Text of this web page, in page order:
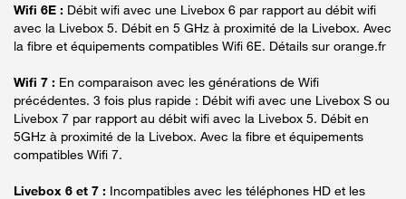
Wifi 6E : Débit wifi avec une Livebox 6 par rapport au débit wifi
avec la Livebox 5. Débit en 5 GHz à proximité de la Livebox. Avec
la fibre et équipements compatibles Wifi 6E. Détails sur orange.fr
Wifi 7 : En comparaison avec les générations de Wifi
précédentes. 3 fois plus rapide : Débit wifi avec une Livebox S ou
Livebox 7 par rapport au débit wifi avec la Livebox 5. Débit en
5GHz à proximité de la Livebox. Avec la fibre et équipements
compatibles Wifi 7.
Livebox 6 et 7 : Incompatibles avec les téléphones HD et les